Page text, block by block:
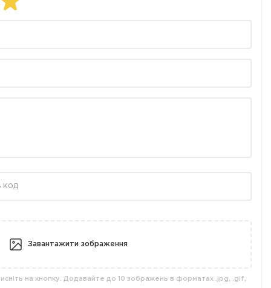
Завантажити зображення
на кнопку. Додавайте до 10 зображень в форматах .jpg, .gif,